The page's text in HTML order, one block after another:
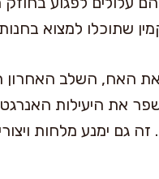
שתוכלו למצוא בחנות
האח, השלב האחרון
את היעילות
גם ימנע מלחות